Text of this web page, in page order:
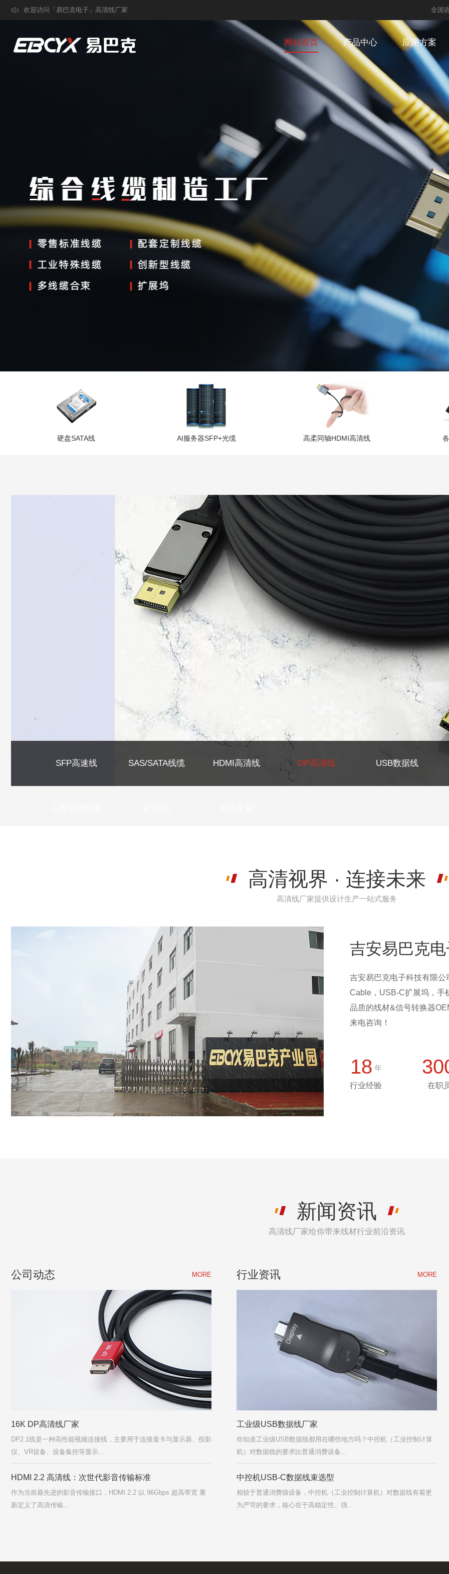
欢迎访问「易巴克电子」高清线厂家 全国
网站首页 产品中心 应用方案
硬盘SATA线 AI服务器SFP+光缆 高柔同轴HDMI高清线
SFP高速线 SAS/SATA线缆 HDMI高清线 DP高清线 USB数据线
高清视界 · 连接未来
高清线厂家提供设计生产一站式服务
吉安易巴克
吉安易巴克电子科技有限
Cable，USB-C扩展坞，手
品质的线材&信号转换器
来电咨询！
18 年
行业经验 在职
新闻资讯
高清线厂家给你带来线材行业前沿资讯
公司动态 MORE
16K DP高清线厂家
DP2.1线是一种高性能视频连接线，主要用于连接显卡与显示器、投影
仪、VR设备、设备集控等显示...
HDMI 2.2 高清线：次世代影音传输标准
作为当前最先进的影音传输接口，HDMI 2.2 以 96Gbps 超高带宽 重
新定义了高清传输...
行业资讯 MORE
工业级USB数据线厂家
你知道工业级USB数据线都用在哪些地方吗？中控机（工业控制计算
机）对数据线的要求比普通消费设备...
中控机USB-C数据线束选型
相较于普通消费级设备，中控机（工业控制计算机）对数据线有着更
为严苛的要求，核心在于高稳定性、强...